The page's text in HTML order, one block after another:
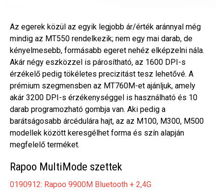
Az egerek közül az egyik legjobb ár/érték aránnyal még
mindig az MT550 rendelkezik; nem egy mai darab, de
kényelmesebb, formásabb egeret nehéz elképzelni nála.
Akár négy eszközzel is párosítható, az 1600 DPI-s
érzékelő pedig tökéletes precizitást tesz lehetővé. A
prémium szegmensben az MT760M-et ajánljuk, amely
akár 3200 DPI-s érzékenységgel is használható és 10
darab programozható gombja van. Aki pedig a
barátságosabb árcédulára hajt, az az M100, M300, M500
modellek között keresgélhet forma és szín alapján
megfelelő terméket.
Rapoo MultiMode szettek
0190912: Rapoo 9900M Bluetooth + 2,4G